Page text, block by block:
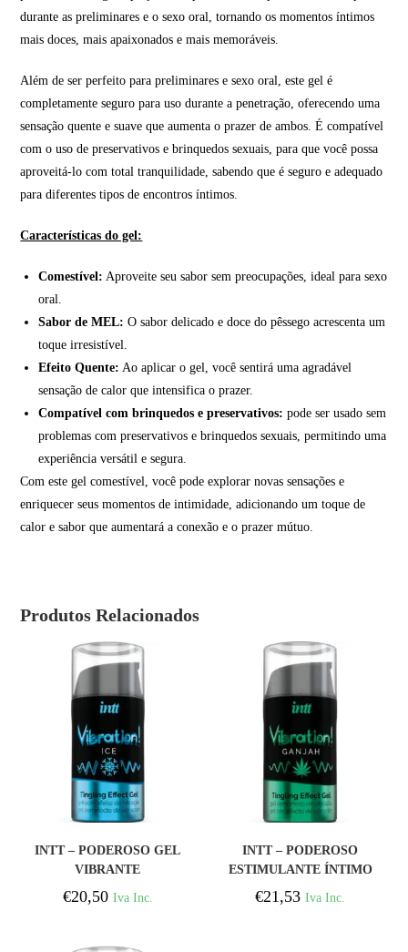
durante as preliminares e o sexo oral, tornando os momentos íntimos
mais doces, mais apaixonados e mais memoráveis.
Além de ser perfeito para preliminares e sexo oral, este gel é
completamente seguro para uso durante a penetração, oferecendo uma
sensação quente e suave que aumenta o prazer de ambos. É compatível
com o uso de preservativos e brinquedos sexuais, para que você possa
aproveitá-lo com total tranquilidade, sabendo que é seguro e adequado
para diferentes tipos de encontros íntimos.
Características do gel:
Comestível: Aproveite seu sabor sem preocupações, ideal para sexo
oral.
Sabor de MEL: O sabor delicado e doce do pêssego acrescenta um
toque irresistível.
Efeito Quente: Ao aplicar o gel, você sentirá uma agradável
sensação de calor que intensifica o prazer.
Compatível com brinquedos e preservativos: pode ser usado sem
problemas com preservativos e brinquedos sexuais, permitindo uma
experiência versátil e segura.
Com este gel comestível, você pode explorar novas sensações e
enriquecer seus momentos de intimidade, adicionando um toque de
calor e sabor que aumentará a conexão e o prazer mútuo.
Produtos Relacionados
INTT – PODEROSO GEL
VIBRANTE
ESTIMULANTE ÍNTIMO
FR O EFFECT 15ML
€20,50 Iva Inc.
INTT – PODEROSO
ESTIMULANTE ÍNTIMO
GEL VIBRATÓRIO
LÍQUIDO CANNABIS
€21,53 Iva Inc.